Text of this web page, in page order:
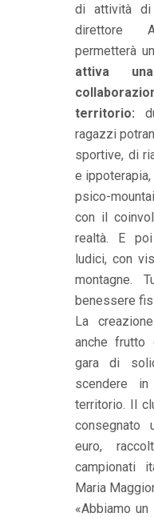
di attività
direttore
permetterà
attiva
territorio:
ragazzi
sportive, di
e
psico-
con il
realtà. E
ludici, con
montagne.
benessere
La
anche frutto
gara di
scendere
territorio. Il
consegnato
euro,
campionati
Maria
«Abbiamo